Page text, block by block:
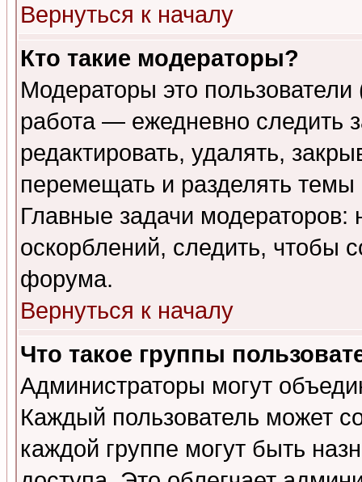
Вернуться к началу
Кто такие модераторы?
Модераторы это
работа — ежедневно следить
редактировать, удалять,
перемещать и разделять
Главные задачи
оскорблений, следить, чтобы
форума.
Вернуться к началу
Что такое группы
Администраторы могут
Каждый пользователь может
каждой группе могут быть